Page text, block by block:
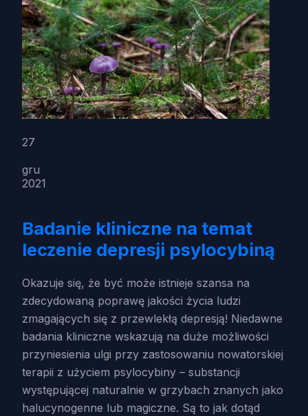
27
gru
2021
Badanie kliniczne na temat
leczenie depresji psylocybiną
Okazuje się, że być może istnieje szansa na
zdecydowaną poprawę jakości życia ludzi
zmagających się z przewlekłą depresją! Niedawne
badania kliniczne wskazują na duże możliwości
przyniesienia ulgi przy zastosowaniu nowatorskiej
terapii z użyciem psylocybiny – substancji
występującej naturalnie w grzybach znanych jako
halucynogenne lub magiczne. Są to jak dotąd